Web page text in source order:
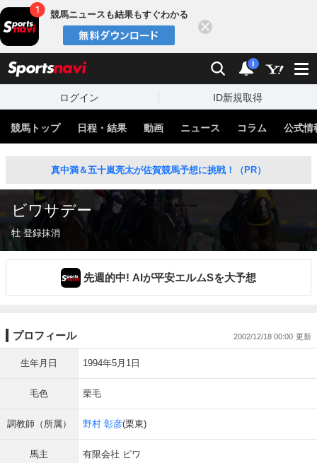
競馬ニュースも結果もすぐわかる
検索 通知
i
ログイン ID新規取得
競馬トップ 日程・結果 動画 ニュース コラム 公式情
真中満＆五十嵐亮太が佐賀競馬予想に挑戦！（PR）
ビワサデー
牡 登録抹消
先週的中! AIが平安エルムSを大予想
プロフィール 2002/12/18 00:00
生年月日 1994年5月1日
毛色 栗毛
調教師（所属） 野村 彰彦(栗東)
馬主 有限会社 ビワ